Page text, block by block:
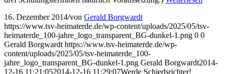
16. Dezember 2014/von Gerald Borgwardt
https://www.tsv-heimaterde.de/wp-content/uploads/2025/05/tsv-
heimaterde_100-jahre_logo_transparent_BG-dunkel-1.png 0 0
Gerald Borgwardt https://www.tsv-heimaterde.de/wp-
content/uploads/2025/05/tsv-heimaterde_100-
jahre_logo_transparent_BG-dunkel-1.png Gerald Borgwardt2014-
12-16 11:21:052014-12-16 11:29:07Werde Schiedsrichter!